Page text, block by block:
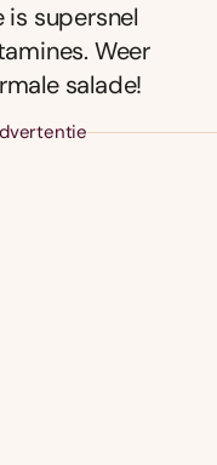
supersnel
Weer
salade!